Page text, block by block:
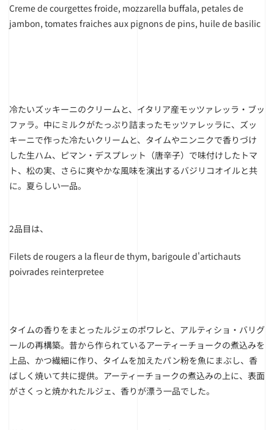
Creme de courgettes froide, mozzarella buffala, petales de
jambon, tomates fraiches aux pignons de pins, huile de basilic
冷たいズッキーニのクリームと、イタリア産モッツァレッラ・ブッ
ファラ。中にミルクがたっぷり詰まったモッツァレッラに、ズッ
キーニで作った冷たいクリームと、タイムやニンニクで香りづけ
した生ハム、ピマン・デスプレット（唐辛子）で味付けしたトマ
ト、松の実、さらに爽やかな風味を演出するバジリコオイルと共
に。夏らしい一品。
2品目は、
Filets de rougers a la fleur de thym, barigoule d'artichauts
poivrades reinterpretee
タイムの香りをまとったルジェのポワレと、アルティショ・バリグ
ールの再構築。昔から作られているアーティーチョークの煮込みを
上品、かつ繊細に作り、タイムを加えたパン粉を魚にまぶし、香
ばしく焼いて共に提供。アーティーチョークの煮込みの上に、表面
がさくっと焼かれたルジェ、香りが漂う一品でした。